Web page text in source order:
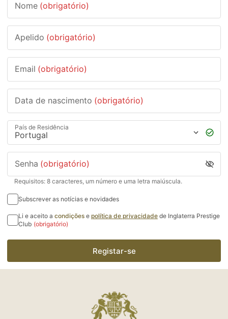
Nome (obrigatório)
Apelido (obrigatório)
Email (obrigatório)
Data de nascimento (obrigatório)
País de Residência
Senha (obrigatório)
Requisitos: 8 caracteres, um número e uma letra maiúscula.
Subscrever as notícias e novidades
Li e aceito a condições e política de privacidade de Inglaterra Prestige
Club (obrigatório)
Registar-se